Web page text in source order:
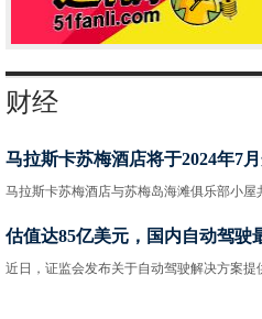
财经
马拉斯卡苏梅酒店将于2024年7
马拉斯卡苏梅酒店与苏梅岛海滩俱乐部小屋
估值达85亿美元，国内自动驾驶
近日，证监会发布关于自动驾驶解决方案提